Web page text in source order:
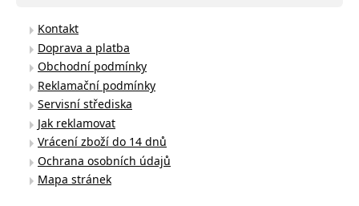
Kontakt
Doprava a platba
Obchodní podmínky
Reklamační podmínky
Servisní střediska
Jak reklamovat
Vrácení zboží do 14 dnů
Ochrana osobních údajů
Mapa stránek